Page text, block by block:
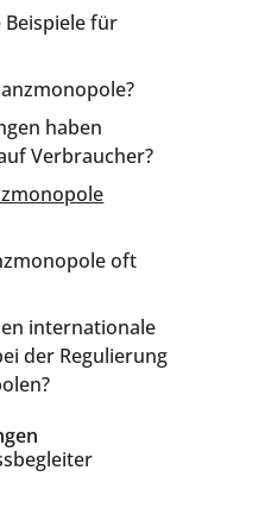
Beispiele für
haben
Verbraucher?
oft
internationale
der Regulierung